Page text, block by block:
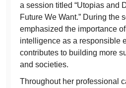
a session titled “Utopias and
Future We Want.” During the
emphasized the importance
intelligence as a responsible
contributes to building more
and societies.
Throughout her professional